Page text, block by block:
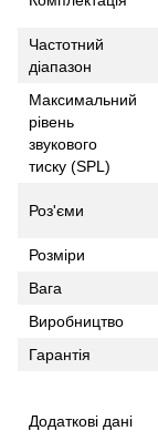
Частотний
діапазон
Максимальний
рівень
звукового
тиску (SPL)
Роз'єми
Розміри
Вага
Виробництво
Гарантія
Додаткові дані